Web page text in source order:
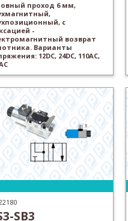
проход 6 мм,
с
-
возврат
Варианты
12DC, 24DC, 110AC,
SB3